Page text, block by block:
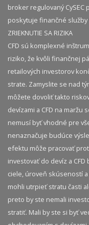
broker regulovaný CySEC
poskytuje finančné služby
ZRIEKNUTIE SA RIZIKA
CFD sú komplexné
riziko, že kvôli finančnej
retailových investorov
strate. Zamyslite se nad
môžete dovoliť takto
devízami a CFD na
nemusí byť vhodné pre
nenaznačuje budúce
efektu môže pracovať
investovať do devíz a
ciele, úroveň skúseností
mohli utrpieť stratu časti
preto by ste nemali
stratiť. Mali by ste si byť